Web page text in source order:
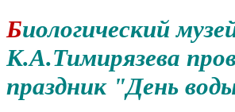
Биологический музей им.
К.А.Тимирязева
праздник "День